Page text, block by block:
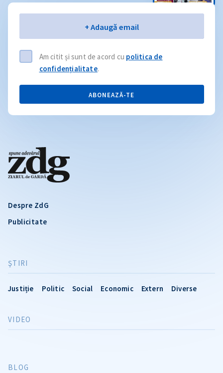
Despre ZdG
Publicitate
ŞTIRI
Justiție Politic Social Economic Extern Diverse
VIDEO
BLOG
+ Adaugă email
Am citit și sunt de acord cu politica de
confidențialitate.
ABONEAZĂ-TE